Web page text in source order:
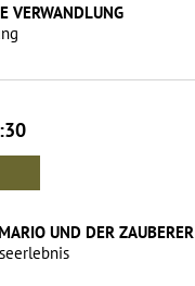
VERWANDLUNG
UND DER ZAUBERER